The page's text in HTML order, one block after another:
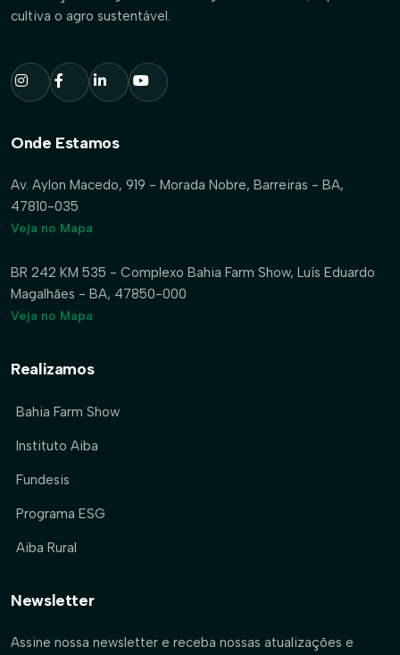
cultiva o agro sustentável.
Onde Estamos
Av. Aylon Macedo, 919 - Morada Nobre, Barreiras - BA,
47810-035
Veja no Mapa
BR 242 KM 535 - Complexo Bahia Farm Show, Luís Eduardo
Magalhães - BA, 47850-000
Veja no Mapa
Realizamos
Bahia Farm Show
Instituto Aiba
Fundesis
Programa ESG
Aiba Rural
Newsletter
Assine nossa newsletter e receba nossas atualizações e